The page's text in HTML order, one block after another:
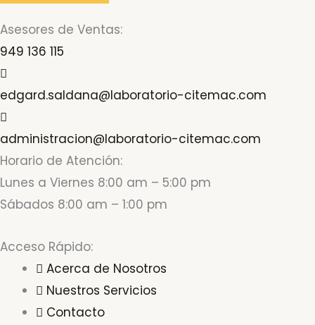
Asesores de Ventas:
949 136 115
edgard.saldana@laboratorio-citemac.com
administracion@laboratorio-citemac.com
Horario de Atención:
Lunes a Viernes 8:00 am – 5:00 pm
Sábados 8:00 am – 1:00 pm
Acceso Rápido:
Acerca de Nosotros
Nuestros Servicios
Contacto